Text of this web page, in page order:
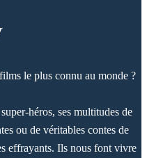
le plus connu au monde ?
héros, ses multitudes de
ou de véritables contes de
effrayants. Ils nous font vivre